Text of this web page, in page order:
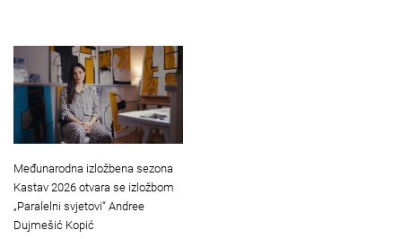
Međunarodna izložbena sezona
Kastav 2026 otvara se izložbom
„Paralelni svjetovi“ Andree
Dujmešić Kopić